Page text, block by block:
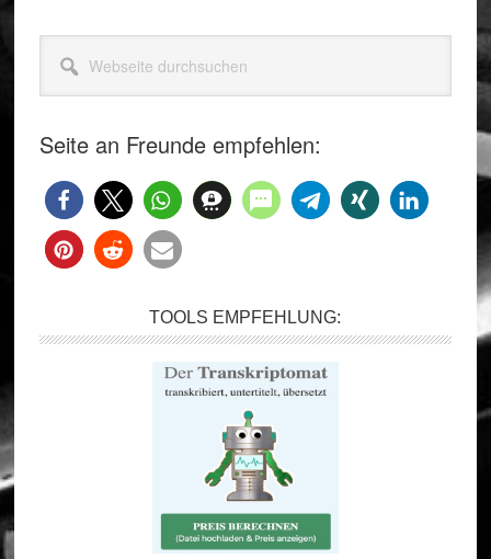
Seitenspalte
durchsuchen
Seite an Freunde empfehlen:
TOOLS EMPFEHLUNG: